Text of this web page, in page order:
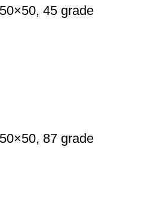
45 grade
87 grade